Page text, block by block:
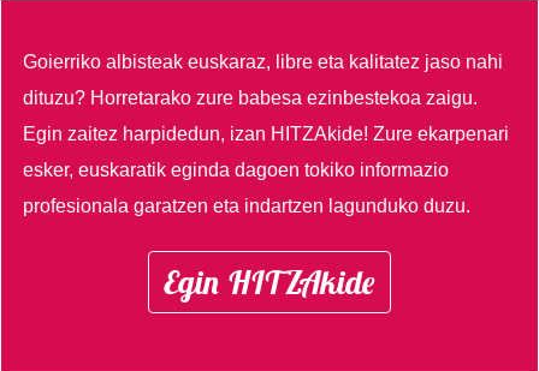
Goierriko albisteak euskaraz, libre eta kalitatez jaso nahi
dituzu? Horretarako zure babesa ezinbestekoa zaigu.
Egin zaitez harpidedun, izan HITZAkide!Zure ekarpenari
esker, euskaratik eginda dagoen tokiko informazio
profesionala garatzen eta indartzen lagunduko duzu.
Egin HITZAkide